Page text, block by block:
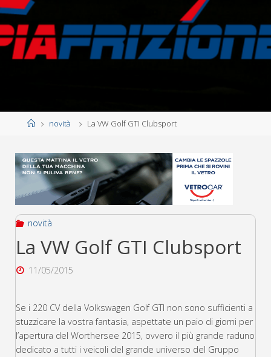
Homenovità La VW Golf GTI Clubsport
novità
La VW Golf GTI Clubsport
11/05/2015
Se i 220 CV della Volkswagen Golf GTI non sono sufficienti a
stuzzicare la vostra fantasia, aspettate un paio di giorni per
l’apertura del Worthersee 2015, ovvero il più grande raduno
dedicato a tutti i veicoli del grande universo del Gruppo